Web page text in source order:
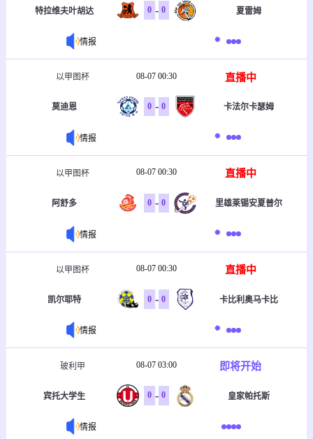
特拉维夫叶胡达 0 - 0 夏雷姆
情报
以甲图杯 08-07 00:30 直播中
莫迪恩 0 - 0 卡法尔卡瑟姆
情报
以甲图杯 08-07 00:30 直播中
阿舒多 0 - 0 里雄莱锡安夏普尔
情报
以甲图杯 08-07 00:30 直播中
凯尔耶特 0 - 0 卡比利奥马卡比
情报
玻利甲 08-07 03:00 即将开始
宾托大学生 0 - 0 皇家帕托斯
情报